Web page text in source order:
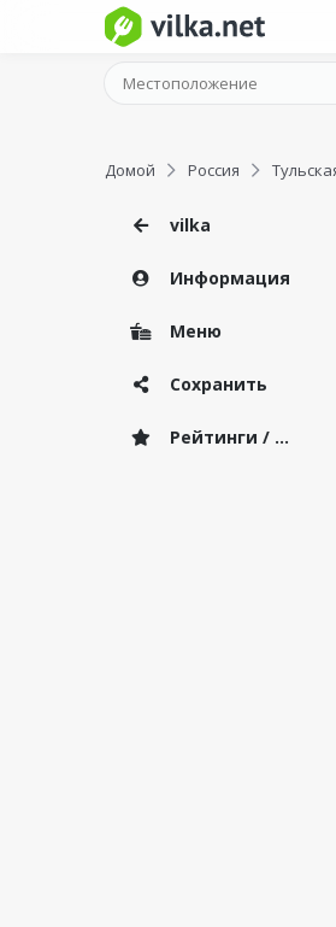
Домой Россия
vilka
Информация
Меню
Сохранить
Рейтинги / Отзывы